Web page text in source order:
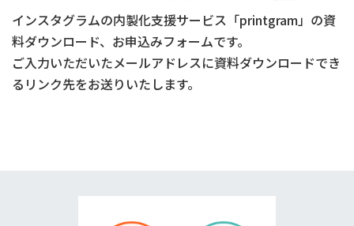
インスタグラムの内製化支援サービス「printgram」の資
料ダウンロード、お申込みフォームです。
ご入力いただいたメールアドレスに資料ダウンロードでき
るリンク先をお送りいたします。